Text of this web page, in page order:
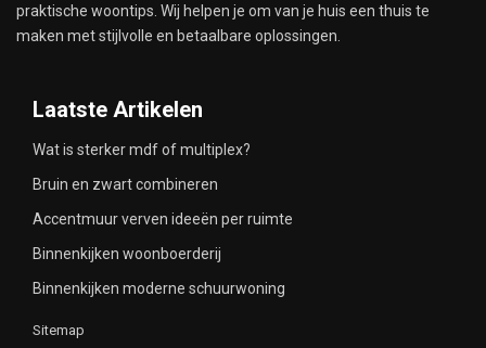
praktische woontips. Wij helpen je om van je huis een thuis te
maken met stijlvolle en betaalbare oplossingen.
Laatste Artikelen
Wat is sterker mdf of multiplex?
Bruin en zwart combineren
Accentmuur verven ideeën per ruimte
Binnenkijken woonboerderij
Binnenkijken moderne schuurwoning
Sitemap